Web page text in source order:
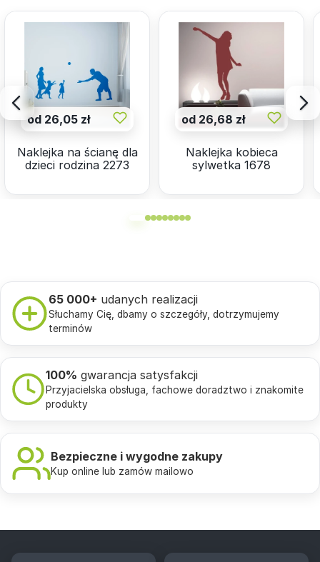
od 26,05 zł
Naklejka na ścianę dla
dzieci rodzina 2273
od 26,68 zł
Naklejka kobieca
sylwetka 1678
65 000+ udanych realizacji
Słuchamy Cię, dbamy o szczegóły, dotrzymujemy
terminów
100% gwarancja satysfakcji
Przyjacielska obsługa, fachowe doradztwo i znakomite
produkty
Bezpieczne i wygodne zakupy
Kup online lub zamów mailowo